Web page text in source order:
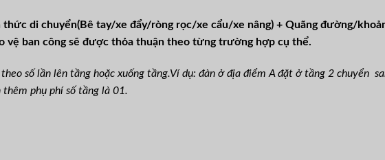
thức di chuyển(Bê tay/xe đẩy/ròng rọc/xe cẩu/xe nâng) + Quãng đường/
vệ ban công sẽ được thỏa thuận theo từng trường hợp cụ thể.
số lần lên tầng hoặc xuống tầng.Ví dụ: đàn ở địa điểm A đặt ở tầng 2 chuyển
thêm phụ phí số tầng là 01.